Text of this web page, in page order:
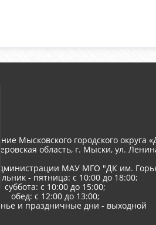
Мысковского городского округа
область, г. Мыски, ул.
МАУ МГО "ДК им.
- пятница: с 10:00 до 18:00;
суббота: с 10:00 до 15:00;
обед: с 12:00 до 13:00;
и праздничные дни - выходной